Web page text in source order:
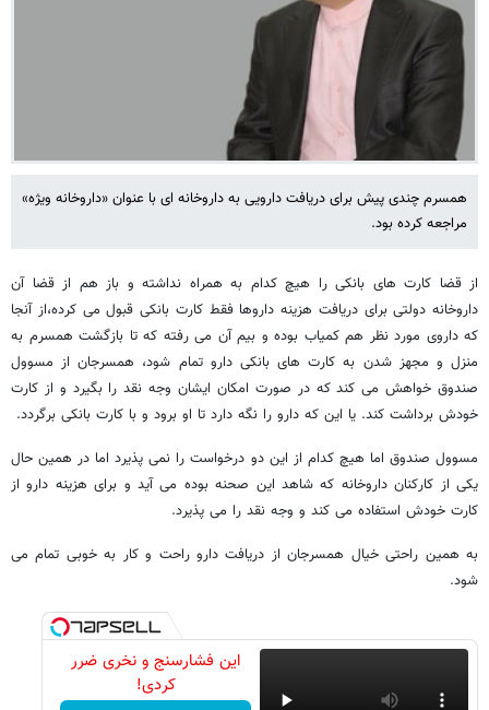
همسرم چندی پیش برای دریافت دارویی به داروخانه ای با عنوان «داروخانه ویژه»
مراجعه کرده بود.
از قضا کارت های بانکی را هیچ کدام به همراه نداشته و باز هم از قضا آن
داروخانه دولتی برای دریافت هزینه داروها فقط کارت بانکی قبول می کرده،از آنجا
که داروی مورد نظر هم کمیاب بوده و بیم آن می رفته که تا بازگشت همسرم به
منزل و مجهز شدن به کارت های بانکی دارو تمام شود، همسرجان از مسوول
صندوق خواهش می کند که در صورت امکان ایشان وجه نقد را بگیرد و از کارت
خودش برداشت کند. یا این که دارو را نگه دارد تا او برود و با کارت بانکی برگردد.
مسوول صندوق اما هیچ کدام از این دو درخواست را نمی پذیرد اما در همین حال
یکی از کارکنان داروخانه که شاهد این صحنه بوده می آید و برای هزینه دارو از
کارت خودش استفاده می کند و وجه نقد را می پذیرد.
به همین راحتی خیال همسرجان از دریافت دارو راحت و کار به خوبی تمام می
شود.
این فشارسنج و نخری ضرر
کردی!